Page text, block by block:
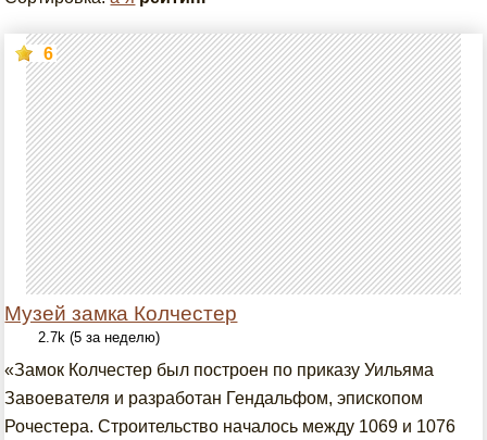
Музей замка Колчестер
6
2.7k (5 за неделю)
«Замок Колчестер был построен по приказу Уильяма
Завоевателя и разработан Гендальфом, эпископом
Рочестера. Строительство началось между 1069 и 1076